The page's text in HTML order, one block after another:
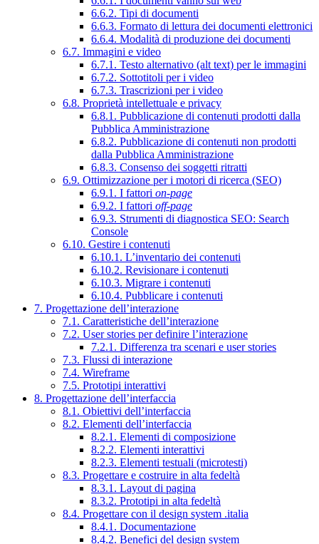
6.6.2. Tipi di documenti
6.6.3. Formato di lettura dei documenti elettronici
6.6.4. Modalità di produzione dei documenti
6.7. Immagini e video
6.7.1. Testo alternativo (alt text) per le immagini
6.7.2. Sottotitoli per i video
6.7.3. Trascrizioni per i video
6.8. Proprietà intellettuale e privacy
6.8.1. Pubblicazione di contenuti prodotti dalla
Pubblica Amministrazione
6.8.2. Pubblicazione di contenuti non prodotti
dalla Pubblica Amministrazione
6.8.3. Consenso dei soggetti ritratti
6.9. Ottimizzazione per i motori di ricerca (SEO)
6.9.1. I fattori on-page
6.9.2. I fattori off-page
6.9.3. Strumenti di diagnostica SEO: Search
Console
6.10. Gestire i contenuti
6.10.1. L’inventario dei contenuti
6.10.2. Revisionare i contenuti
6.10.3. Migrare i contenuti
6.10.4. Pubblicare i contenuti
7. Progettazione dell’interazione
7.1. Caratteristiche dell’interazione
7.2. User stories per definire l’interazione
7.2.1. Differenza tra scenari e user stories
7.3. Flussi di interazione
7.4. Wireframe
7.5. Prototipi interattivi
8. Progettazione dell’interfaccia
8.1. Obiettivi dell’interfaccia
8.2. Elementi dell’interfaccia
8.2.1. Elementi di composizione
8.2.2. Elementi interattivi
8.2.3. Elementi testuali (microtesti)
8.3. Progettare e costruire in alta fedeltà
8.3.1. Layout di pagina
8.3.2. Prototipi in alta fedeltà
8.4. Progettare con il design system .italia
8.4.1. Documentazione
8.4.2. Benefici del design system